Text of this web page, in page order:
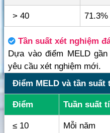
> 40 71.3%
Tần suất xét nghiệm
Dựa vào điểm MELD
yêu cầu xét nghiệm mới.
Điểm MELD và tần suất
Điểm Tuần suất
≤ 10 Mỗi năm